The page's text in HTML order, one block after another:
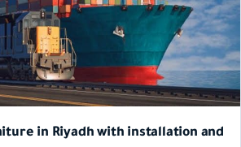
in Riyadh with installation and